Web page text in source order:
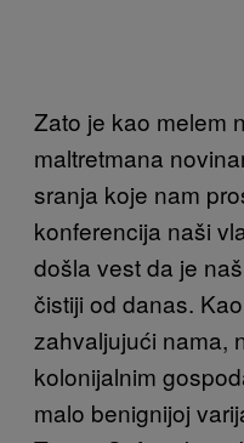
Zato je kao melem
maltretmana
sranja koje nam
konferencija naši
došla vest da je
čistiji od danas.
zahvaljujući nama,
kolonijalnim
malo benignijoj